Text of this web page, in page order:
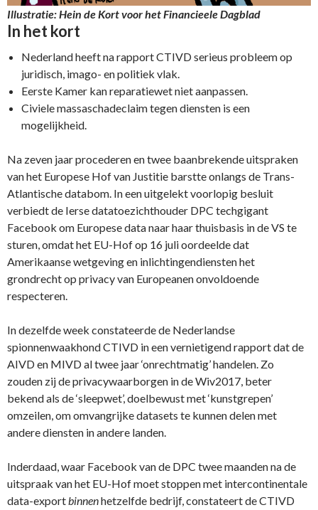
Illustratie: Hein de Kort voor het Financieele Dagblad
In het kort
Nederland heeft na rapport CTIVD serieus probleem op
juridisch, imago- en politiek vlak.
Eerste Kamer kan reparatiewet niet aanpassen.
Civiele massaschadeclaim tegen diensten is een
mogelijkheid.
Na zeven jaar procederen en twee baanbrekende uitspraken
van het Europese Hof van Justitie barstte onlangs de Trans-
Atlantische databom. In een uitgelekt voorlopig besluit
verbiedt de Ierse datatoezichthouder DPC techgigant
Facebook om Europese data naar haar thuisbasis in de VS te
sturen, omdat het EU-Hof op 16 juli oordeelde dat
Amerikaanse wetgeving en inlichtingendiensten het
grondrecht op privacy van Europeanen onvoldoende
respecteren.
In dezelfde week constateerde de Nederlandse
spionnenwaakhond CTIVD in een vernietigend rapport dat de
AIVD en MIVD al twee jaar ‘onrechtmatig’ handelen. Zo
zouden zij de privacywaarborgen in de Wiv2017, beter
bekend als de ‘sleepwet’, doelbewust met ‘kunstgrepen’
omzeilen, om omvangrijke datasets te kunnen delen met
andere diensten in andere landen.
Inderdaad, waar Facebook van de DPC twee maanden na de
uitspraak van het EU-Hof moet stoppen met intercontinentale
data-exportbinnenhetzelfde bedrijf, constateert de CTIVD